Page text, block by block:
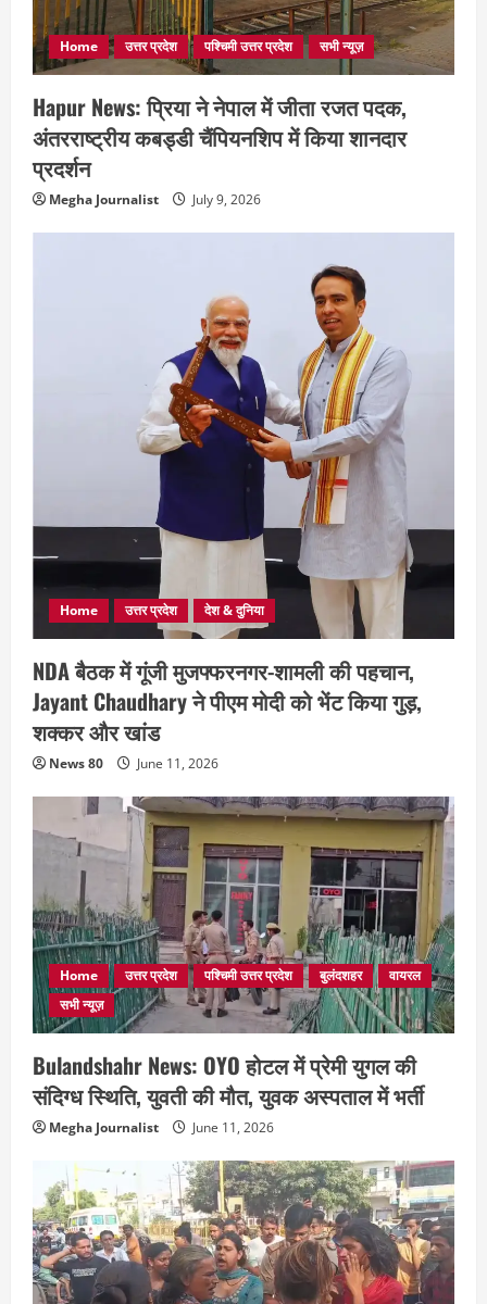
Home उत्तर प्रदेश पश्चिमी उत्तर प्रदेश सभी न्यूज़
Hapur News: प्रिया ने नेपाल में जीता रजत पदक,
अंतरराष्ट्रीय कबड्डी चैंपियनशिप में किया शानदार
प्रदर्शन
Megha Journalist July 9, 2026
Home उत्तर प्रदेश देश & दुनिया
NDA बैठक में गूंजी मुजफ्फरनगर-शामली की पहचान,
Jayant Chaudhary ने पीएम मोदी को भेंट किया गुड़,
शक्कर और खांड
News 80 June 11, 2026
Home उत्तर प्रदेश पश्चिमी उत्तर प्रदेश बुलंदशहर
वायरल
सभी न्यूज़
Bulandshahr News: OYO होटल में प्रेमी युगल की
संदिग्ध स्थिति, युवती की मौत, युवक अस्पताल में भर्ती
Megha Journalist June 11, 2026